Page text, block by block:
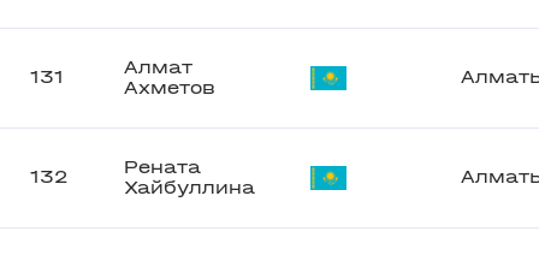
131
Алмат
Ахметов
132
Рената
Хайбуллина